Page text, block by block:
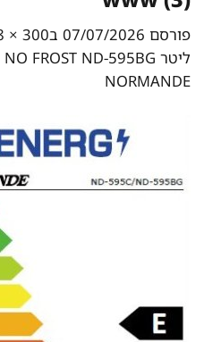
פורסם 07/07/2026 ב300 × 608
NORMANDE